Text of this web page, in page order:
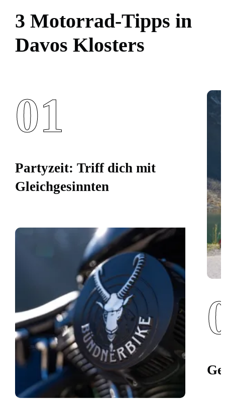
3 Motorrad-Tipps in
Davos Klosters
01
Partyzeit: Triff dich mit
Gleichgesinnten